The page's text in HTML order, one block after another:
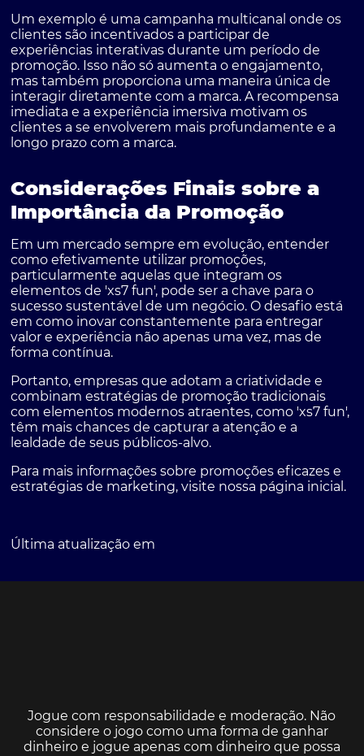
Um exemplo é uma campanha multicanal onde os
clientes são incentivados a participar de
experiências interativas durante um período de
promoção. Isso não só aumenta o engajamento,
mas também proporciona uma maneira única de
interagir diretamente com a marca. A recompensa
imediata e a experiência imersiva motivam os
clientes a se envolverem mais profundamente e a
longo prazo com a marca.
Considerações Finais sobre a
Importância da Promoção
Em um mercado sempre em evolução, entender
como efetivamente utilizar promoções,
particularmente aquelas que integram os
elementos de 'xs7 fun', pode ser a chave para o
sucesso sustentável de um negócio. O desafio está
em como inovar constantemente para entregar
valor e experiência não apenas uma vez, mas de
forma contínua.
Portanto, empresas que adotam a criatividade e
combinam estratégias de promoção tradicionais
com elementos modernos atraentes, como 'xs7 fun',
têm mais chances de capturar a atenção e a
lealdade de seus públicos-alvo.
Para mais informações sobre promoções eficazes e
estratégias de marketing, visite nossa página inicial .
Última atualização em
Jogue com responsabilidade e moderação. Não
considere o jogo como uma forma de ganhar
dinheiro e jogue apenas com dinheiro que possa